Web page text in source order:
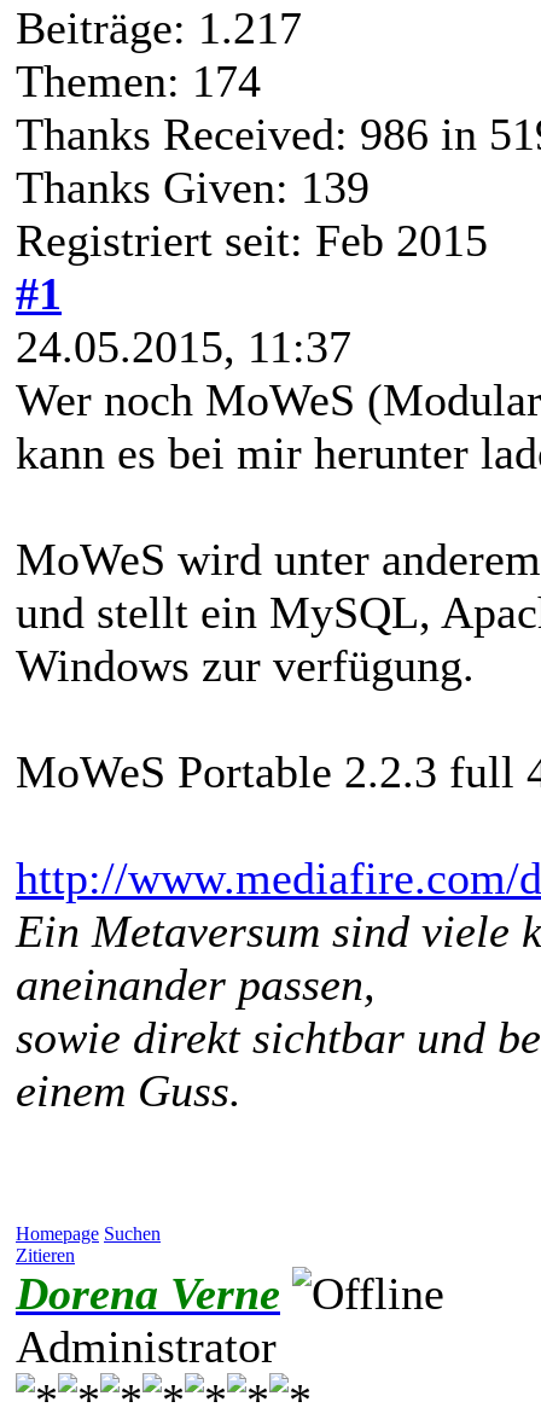
Beiträge: 1.217
Themen: 174
Thanks Received: 986 in
Thanks Given: 139
Registriert seit: Feb 2015
#1
24.05.2015, 11:37
Wer noch MoWeS
kann es bei mir herunter
MoWeS wird unter
und stellt ein MySQL,
Windows zur verfügung.
MoWeS Portable 2.2.3 full
http://
Ein Metaversum sind viele
aneinander passen,
sowie direkt sichtbar und
einem Guss.
Homepage Suchen
Zitieren
Dorena Verne
Administrator